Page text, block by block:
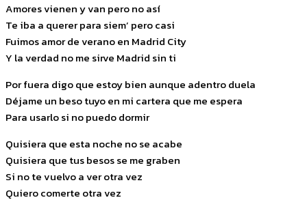
Amores vienen y van pero no así
Te iba a querer para siem’ pero casi
Fuimos amor de verano en Madrid City
Y la verdad no me sirve Madrid sin ti
Por fuera digo que estoy bien aunque adentro duela
Déjame un beso tuyo en mi cartera que me espera
Para usarlo si no puedo dormir
Quisiera que esta noche no se acabe
Quisiera que tus besos se me graben
Si no te vuelvo a ver otra vez
Quiero comerte otra vez